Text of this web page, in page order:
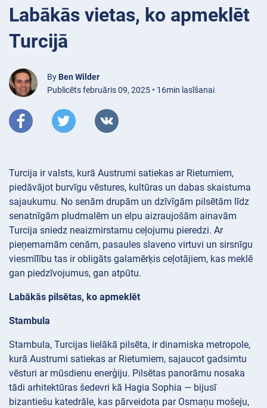
Labākās vietas, ko apmeklēt
Turcijā
By Ben Wilder
Publicēts februāris 09, 2025 • 16min lasīšanai
Turcija ir valsts, kurā Austrumi satiekas ar Rietumiem,
piedāvājot burvīgu vēstures, kultūras un dabas skaistuma
sajaukumu. No senām drupām un dzīvīgām pilsētām līdz
senatnīgām pludmalēm un elpu aizraujošām ainavām
Turcija sniedz neaizmirstamu ceļojumu pieredzi. Ar
pieņemamām cenām, pasaules slaveno virtuvi un sirsnīgu
viesmīlību tas ir obligāts galamērķis ceļotājiem, kas meklē
gan piedzīvojumus, gan atpūtu.
Labākās pilsētas, ko apmeklēt
Stambula
Stambula, Turcijas lielākā pilsēta, ir dinamiska metropole,
kurā Austrumi satiekas ar Rietumiem, sajaucot gadsimtu
vēsturi ar mūsdienu enerģiju. Pilsētas panorāmu nosaka
tādi arhitektūras šedevri kā Hagia Sophia — bijusī
bizantiešu katedrāle, kas pārveidota par Osmaņu mošeju,